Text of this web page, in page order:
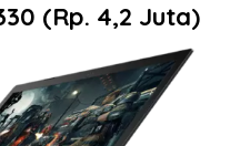
(Rp. 4,2 Juta)